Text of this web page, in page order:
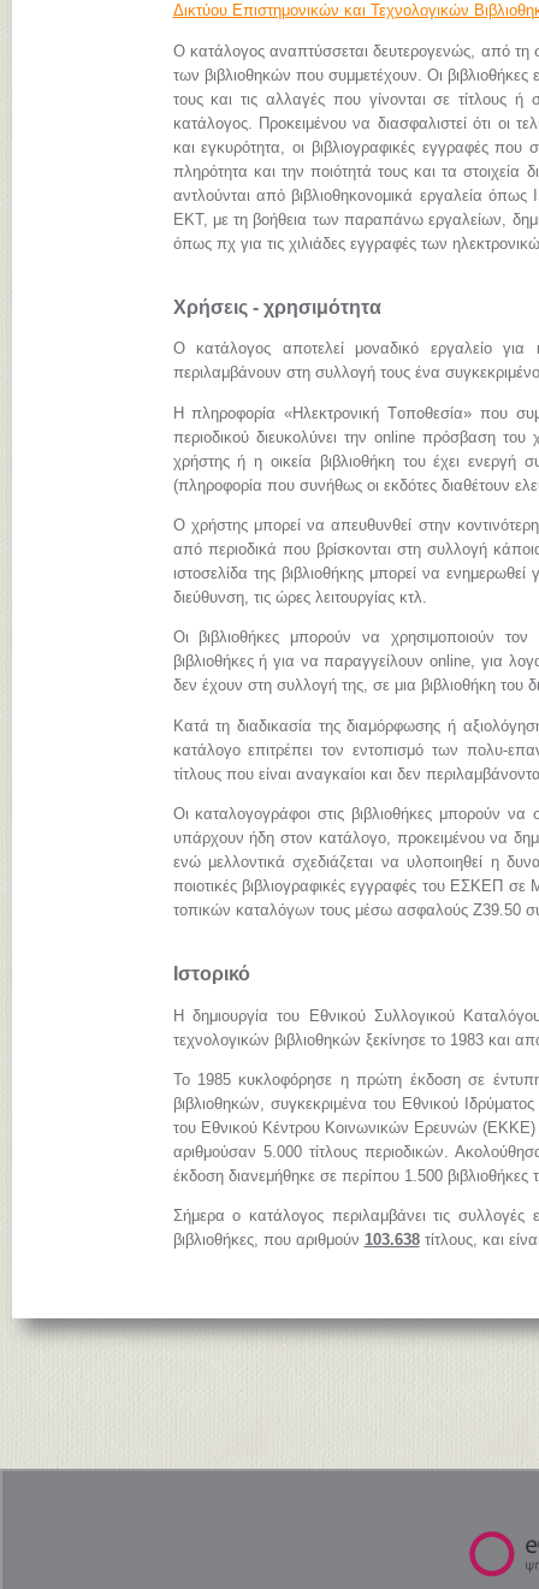
Δικτύου Επιστημονικών και Τεχνολογικών
Ο κατάλογος αναπτύσσεται δευτερογενώς, από
των βιβλιοθηκών που συμμετέχουν. Οι
τους και τις αλλαγές που γίνονται σε τίτλους
κατάλογος. Προκειμένου να διασφαλιστεί ότι οι
και εγκυρότητα, οι βιβλιογραφικές εγγραφές που
πληρότητα και την ποιότητά τους και τα
αντλούνται από βιβλιοθηκονομικά εργαλεία
ΕΚΤ, με τη βοήθεια των παραπάνω εργαλείων,
όπως πχ για τις χιλιάδες εγγραφές των
Χρήσεις - χρησιμότητα
Ο κατάλογος αποτελεί μοναδικό εργαλείο
περιλαμβάνουν στη συλλογή τους ένα
Η πληροφορία «Hλεκτρονική Tοποθεσία» που
περιοδικού διευκολύνει την online πρόσβαση
χρήστης ή η οικεία βιβλιοθήκη του έχει
(πληροφορία που συνήθως οι εκδότες διαθέτουν
Ο χρήστης μπορεί να απευθυνθεί στην
από περιοδικά που βρίσκονται στη συλλογή
ιστοσελίδα της βιβλιοθήκης μπορεί να
διεύθυνση, τις ώρες λειτουργίας κτλ.
Οι βιβλιοθήκες μπορούν να χρησιμοποιούν
βιβλιοθήκες ή για να παραγγείλουν online, για
δεν έχουν στη συλλογή της, σε μια βιβλιοθήκη του
Κατά τη διαδικασία της διαμόρφωσης ή
κατάλογο επιτρέπει τον εντοπισμό των πολυ-
τίτλους που είναι αναγκαίοι και δεν
Οι καταλογογράφοι στις βιβλιοθήκες μπορούν να
υπάρχουν ήδη στον κατάλογο, προκειμένου να
ενώ μελλοντικά σχεδιάζεται να υλοποιηθεί η
ποιοτικές βιβλιογραφικές εγγραφές του ΕΣΚΕΠ
τοπικών καταλόγων τους μέσω ασφαλούς Z39.50
Ιστορικό
Η δημιουργία του Εθνικού Συλλογικού
τεχνολογικών βιβλιοθηκών ξεκίνησε το 1983 και
Το 1985 κυκλοφόρησε η πρώτη έκδοση σε
βιβλιοθηκών, συγκεκριμένα του Εθνικού
του Εθνικού Κέντρου Κοινωνικών Ερευνών
αριθμούσαν 5.000 τίτλους περιοδικών.
έκδοση διανεμήθηκε σε περίπου 1.500 βιβλιοθήκες
Σήμερα ο κατάλογος περιλαμβάνει τις
βιβλιοθήκες, που αριθμούν 103.638τίτλους, και